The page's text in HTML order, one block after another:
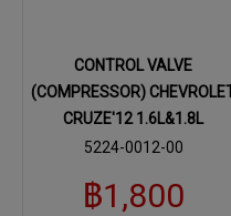
CONTROL VALVE
(COMPRESSOR)
CRUZE'12 1.6L&1.8L
5224-0012-00
฿1,800